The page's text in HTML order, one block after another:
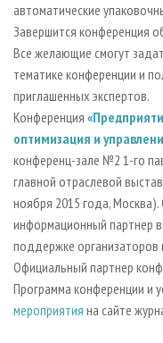
автоматические
Завершится конференция
Все желающие смогут
тематике конференции и
приглашенных экспертов.
Конференция
оптимизация и
конференц-зале №2 1-го
главной отраслевой
ноября 2015 года,
информационный партнер
поддержке организаторов
Официальный партнер
Программа конференции и
мероприятия на сайте